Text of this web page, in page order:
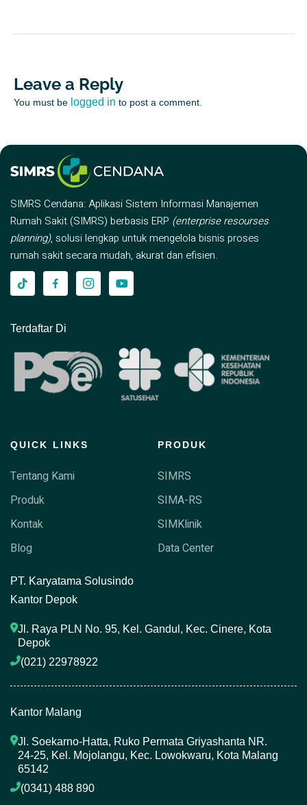
Leave a Reply
You must be logged in to post a comment.
SIMRS Cendana: Aplikasi Sistem Informasi Manajemen
Rumah Sakit (SIMRS) berbasis ERP (enterprise resourses
planning), solusi lengkap untuk mengelola bisnis proses
rumah sakit secara mudah, akurat dan efisien.
Terdaftar Di
QUICK LINKS
Tentang Kami
Produk
Kontak
Blog
PRODUK
SIMRS
SIMA-RS
SIMKlinik
Data Center
PT. Karyatama Solusindo
Kantor Depok
Jl. Raya PLN No. 95, Kel. Gandul, Kec. Cinere, Kota
Depok
(021) 22978922
Kantor Malang
Jl. Soekarno-Hatta, Ruko Permata Griyashanta NR.
24-25, Kel. Mojolangu, Kec. Lowokwaru, Kota Malang
65142
(0341) 488 890